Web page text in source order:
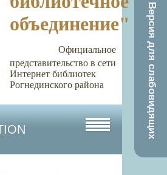
Версия для слабовидящих
объединение"
Официальное
представительство в сети
Интернет библиотек
Рогнединского района